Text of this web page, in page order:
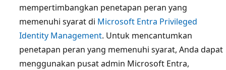
mempertimbangkan penetapan peran yang
memenuhi syarat di Microsoft Entra Privileged
Identity Management. Untuk mencantumkan
penetapan peran yang memenuhi syarat, Anda dapat
menggunakan pusat admin Microsoft Entra,